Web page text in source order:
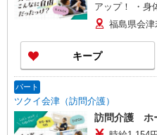
アップ！ ・身
深夜手当:300
帯） ・ICT手
・ケア→ケア
特定事業所加
格・経験等に
福島県会津
キープ
パート
ツクイ会津（訪問介護）
訪問介護 ホ